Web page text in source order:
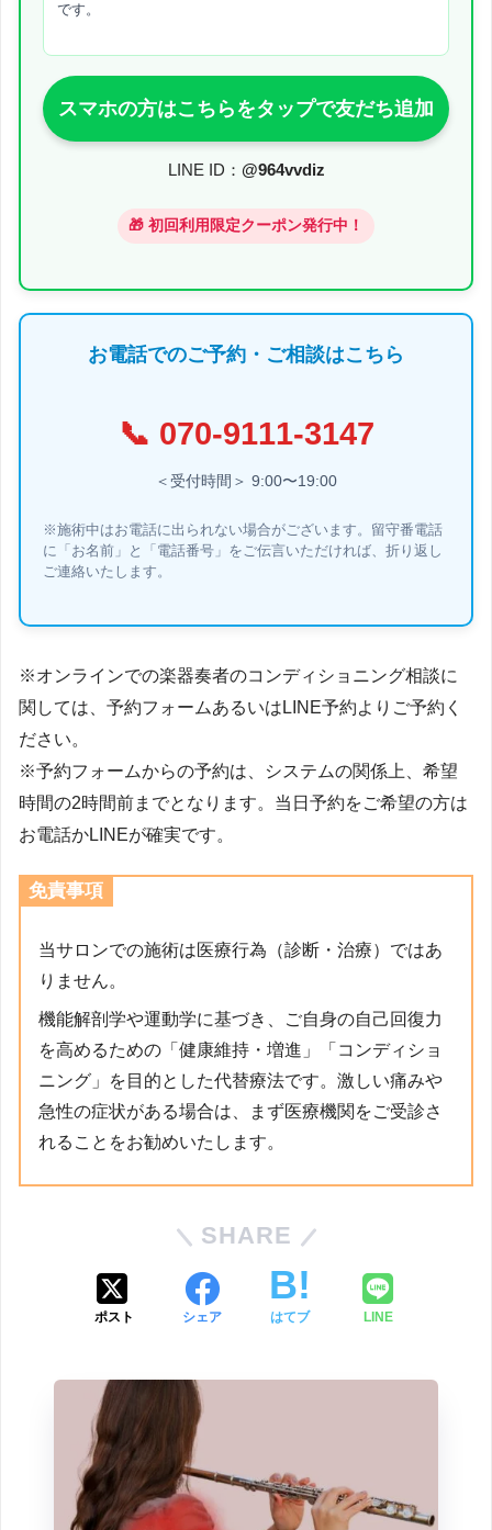
です。
スマホの方はこちらをタップで友だち追加
LINE ID： @964vvdiz
🎁 初回利用限定クーポン発行中！
お電話でのご予約・ご相談はこちら
📞 070-9111-3147
＜受付時間＞ 9:00〜19:00
※施術中はお電話に出られない場合がございます。留守番電話
に「お名前」と「電話番号」をご伝言いただければ、折り返し
ご連絡いたします。
※オンラインでの楽器奏者のコンディショニング相談に
関しては、予約フォームあるいはLINE予約よりご予約く
ださい。
※予約フォームからの予約は、システムの関係上、希望
時間の2時間前までとなります。当日予約をご希望の方は
お電話かLINEが確実です。
免責事項
当サロンでの施術は医療行為（診断・治療）ではあ
りません。
機能解剖学や運動学に基づき、ご自身の自己回復力
を高めるための「健康維持・増進」「コンディショ
ニング」を目的とした代替療法です。激しい痛みや
急性の症状がある場合は、まず医療機関をご受診さ
れることをお勧めいたします。
SHARE
ポスト シェア はてブ LINE